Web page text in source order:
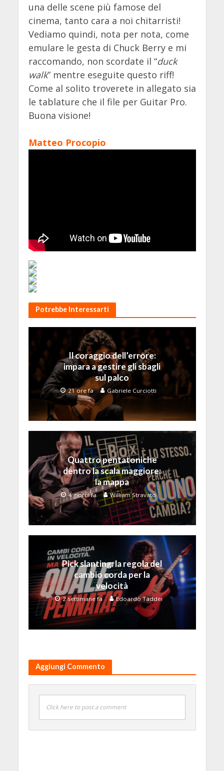
una delle scene più famose del
cinema, tanto cara a noi chitarristi!
Vediamo quindi, nota per nota, come
emulare le gesta di Chuck Berry e mi
raccomando, non scordate il “duck
walk” mentre eseguite questo riff!
Come al solito troverete in allegato sia
le tablature che il file per Guitar Pro.
Buona visione!
Matteo Procopio
Potrebbe Interessarti
Il coraggio dell’errore:
impara a gestire gli sbagli
sul palco
21 ore fa Gabriele Curciotti
Quattro pentatoniche
dentro la scala maggiore:
la mappa
4 giorni fa William Stravato
Pick slanting: la regola del
cambio corda per la
velocità
2 settimane fa Edoardo Taddei
Aggiungi Commento
Click here to post a comment